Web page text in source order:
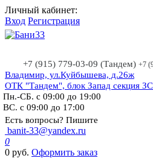
Личный кабинет:
Вход Регистрация
+7 (915) 779-03-09 (Тандем) +7
Владимир, ул.Куйбышева, д.26ж
ОТК "Тандем", блок Запад секция
Пн.-СБ. с 09:00 до 19:00
ВС. с 09:00 до 17:00
Есть вопросы? Пишите
banit-33@yandex.ru
0
0 руб. Оформить заказ